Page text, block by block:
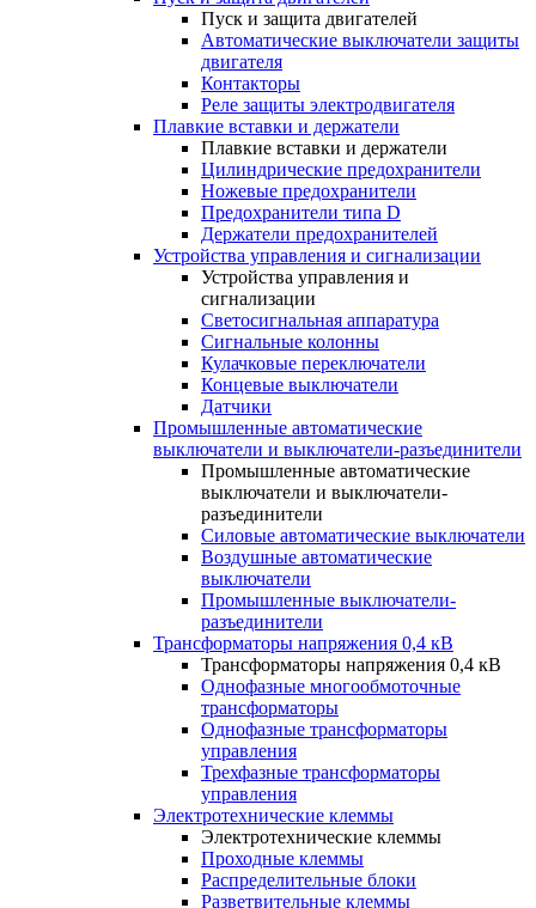
Пуск и защита двигателей
Автоматические выключатели защиты
двигателя
Контакторы
Реле защиты электродвигателя
Плавкие вставки и держатели
Плавкие вставки и держатели
Цилиндрические предохранители
Ножевые предохранители
Предохранители типа D
Держатели предохранителей
Устройства управления и сигнализации
Устройства управления и
сигнализации
Светосигнальная аппаратура
Сигнальные колонны
Кулачковые переключатели
Концевые выключатели
Датчики
Промышленные автоматические
выключатели и выключатели-разъединители
Промышленные автоматические
выключатели и выключатели-
разъединители
Силовые автоматические выключатели
Воздушные автоматические
выключатели
Промышленные выключатели-
разъединители
Трансформаторы напряжения 0,4 кВ
Трансформаторы напряжения 0,4 кВ
Однофазные многообмоточные
трансформаторы
Однофазные трансформаторы
управления
Трехфазные трансформаторы
управления
Электротехнические клеммы
Электротехнические клеммы
Проходные клеммы
Распределительные блоки
Разветвительные клеммы